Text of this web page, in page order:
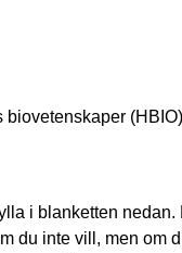
biovetenskaper (HBIO)
i blanketten
du inte vill, men om